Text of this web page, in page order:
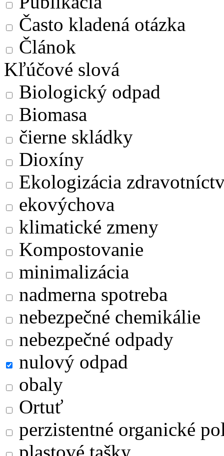
Často kladená otázka
Článok
Kľúčové slová
Biologický odpad
Biomasa
čierne skládky
Dioxíny
Ekologizácia
ekovýchova
klimatické zmeny
Kompostovanie
minimalizácia
nadmerna spotreba
nebezpečné chemikálie
nebezpečné odpady
nulový odpad
obaly
Ortuť
perzistentné organické